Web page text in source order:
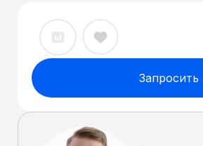
Запросить